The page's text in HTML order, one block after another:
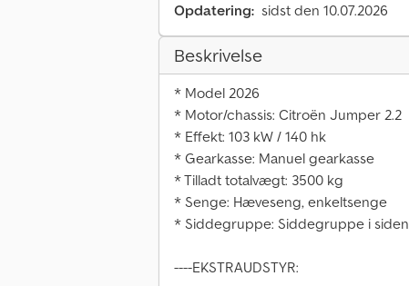
Opdatering: sidst den 10.07.2026
Beskrivelse
* Model 2026
* Motor/chassis: Citroën Jumper 2.2
* Effekt: 103 kW / 140 hk
* Gearkasse: Manuel gearkasse
* Tilladt totalvægt: 3500 kg
* Senge: Hæveseng, enkeltsenge
* Siddegruppe: Siddegruppe i siden
----EKSTRAUDSTYR: